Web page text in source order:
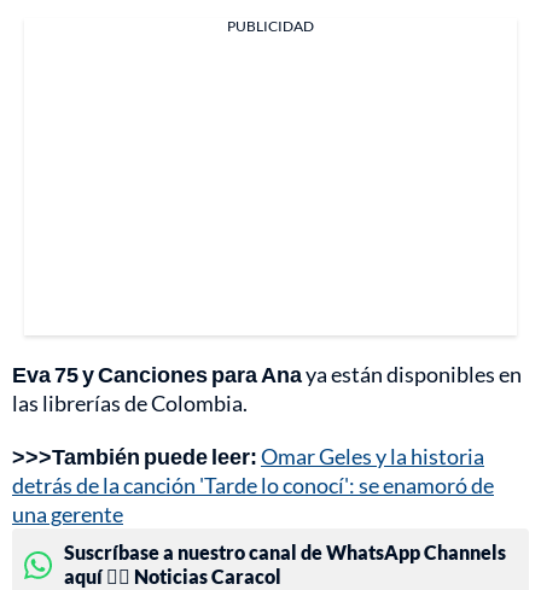
PUBLICIDAD
Eva 75 y Canciones para Anaya están disponibles en
las librerías de Colombia.
>>>También puede leer:Omar Geles y la historia
detrás de la canción 'Tarde lo conocí': se enamoró de
una gerente
Suscríbase a nuestro canal de WhatsApp Channels
aquí 👉🏻 Noticias Caracol